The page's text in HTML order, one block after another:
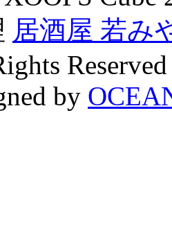
居酒屋 若み
Reserved
by